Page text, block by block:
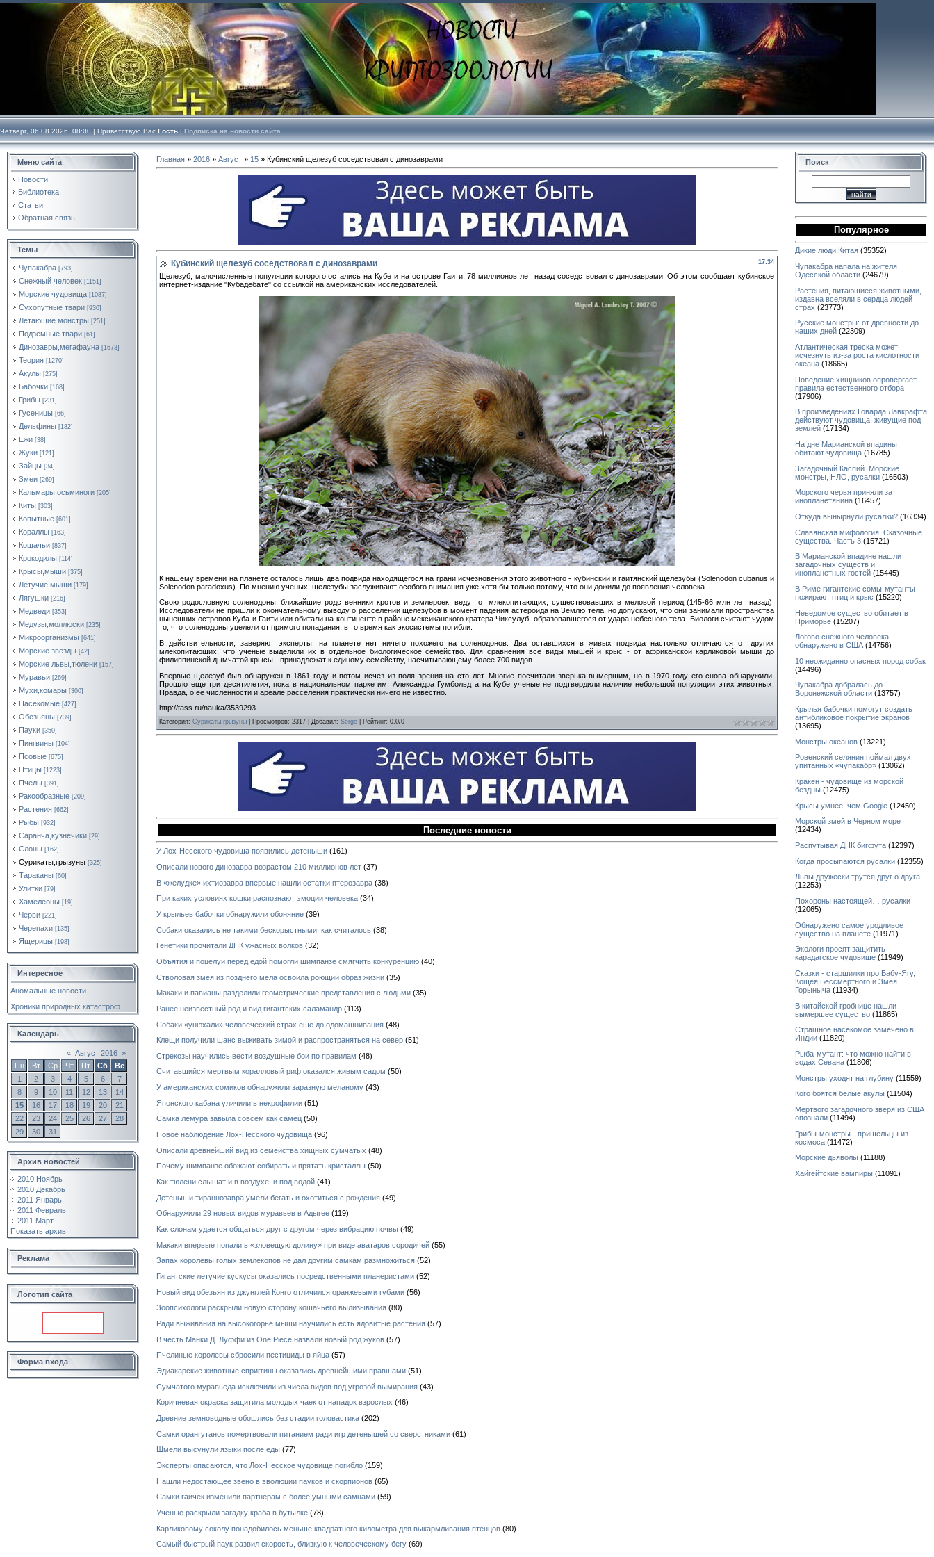
Четверг, 06.08.2026, 08:00 | Приветствую Вас Гость | Подписка на новости сайта
Меню сайта
Новости
Библиотека
Статьи
Обратная связь
Темы
Чупакабра [793]
Снежный человек [1151]
Морские чудовища [1087]
Сухопутные твари [930]
Летающие монстры [251]
Подземные твари [61]
Динозавры,мегафауна [1673]
Теория [1270]
Акулы [275]
Бабочки [168]
Грибы [231]
Гусеницы [66]
Дельфины [182]
Ежи [38]
Жуки [121]
Зайцы [34]
Змеи [269]
Кальмары,осьминоги [205]
Киты [303]
Копытные [601]
Кораллы [163]
Кошачьи [837]
Крокодилы [114]
Крысы,мыши [375]
Летучие мыши [179]
Лягушки [216]
Медведи [353]
Медузы,моллюски [235]
Микроорганизмы [641]
Морские звезды [42]
Морские львы,тюлени [157]
Муравьи [269]
Мухи,комары [300]
Насекомые [427]
Обезьяны [739]
Пауки [350]
Пингвины [104]
Псовые [675]
Птицы [1223]
Пчелы [391]
Ракообразные [209]
Растения [662]
Рыбы [932]
Саранча,кузнечики [29]
Слоны [162]
Сурикаты,грызуны [325]
Тараканы [60]
Улитки [79]
Хамелеоны [19]
Черви [221]
Черепахи [135]
Ящерицы [198]
Интересное
Аномальные новости
Хроники природных катастроф
Календарь
« Август 2016 »
Пн
Вт Ср Чт Пт Сб
Вс
1
2 3 4 5 6
7
8
9 10 11 12 13
14
15
16 17 18 19 20
21
22
23 24 25 26 27
28
29
30 31
Архив новостей
2010 Ноябрь
2010 Декабрь
2011 Январь
2011 Февраль
2011 Март
Показать архив
Реклама
Логотип сайта
Форма входа
Главная » 2016 » Август » 15 » Кубинский щелезуб соседствовал с динозаврами
17:34
Кубинский щелезуб соседствовал с динозаврами
Щелезуб, малочисленные популяции которого остались на Кубе и на острове Гаити, 78 миллионов лет назад соседствовал с динозаврами. Об этом сообщает кубинское
интернет-издание "Кубадебате" со ссылкой на американских исследователей.
К нашему времени на планете осталось лишь два подвида находящегося на грани исчезновения этого животного - кубинский и гаитянский щелезубы (Solenodon cubanus и
Solenodon paradoxus). По мнению ученых, щелезубы заслуживают особого внимания уже хотя бы только потому, что они дожили до появления человека.
Свою родословную соленодоны, ближайшие родственники кротов и землероек, ведут от млекопитающих, существовавших в меловой период (145-66 млн лет назад).
Исследователи не пришли к окончательному выводу о расселении щелезубов в момент падения астероида на Землю тела, но допускают, что они занимали пространства
нынешних островов Куба и Гаити или обитали на континенте в районе мексиканского кратера Чиксулуб, образовавшегося от удара небесного тела. Биологи считают чудом
то, что соленодоны уцелели от прямого попадания, в то время как экосистемы погибли.
В действительности, заверяют эксперты, на планете нет ничего похожего на соленодонов. Два оставшихся в живых подвида настолько отличаются от других
млекопитающих, что ученые выделили их в отдельное биологическое семейство. Для сравнения все виды мышей и крыс - от африканской карликовой мыши до
филиппинской дымчатой крысы - принадлежат к единому семейству, насчитывающему более 700 видов.
Впервые щелезуб был обнаружен в 1861 году и потом исчез из поля зрения на сто лет. Многие посчитали зверька вымершим, но в 1970 году его снова обнаружили.
Прошло еще три десятилетия, пока в национальном парке им. Александра Гумбольдта на Кубе ученые не подтвердили наличие небольшой популяции этих животных.
Правда, о ее численности и ареале расселения практически ничего не известно.
http://tass.ru/nauka/3539293
Категория: Сурикаты,грызуны Просмотров: 2317 | Добавил: Sergo Рейтинг: 0.0/0
Последние новости
У Лох-Несского чудовища появились детеныши (161)
Описали нового динозавра возрастом 210 миллионов лет (37)
В «желудке» ихтиозавра впервые нашли остатки птерозавра (38)
При каких условиях кошки распознают эмоции человека (34)
У крыльев бабочки обнаружили обоняние (39)
Собаки оказались не такими бескорыстными, как считалось (38)
Генетики прочитали ДНК ужасных волков (32)
Объятия и поцелуи перед едой помогли шимпанзе смягчить конкуренцию (40)
Стволовая змея из позднего мела освоила роющий образ жизни (35)
Макаки и павианы разделили геометрические представления с людьми (35)
Ранее неизвестный род и вид гигантских саламандр (113)
Собаки «унюхали» человеческий страх еще до одомашнивания (48)
Клещи получили шанс выживать зимой и распространяться на север (51)
Стрекозы научились вести воздушные бои по правилам (48)
Считавшийся мертвым коралловый риф оказался живым садом (50)
У американских сомиков обнаружили заразную меланому (43)
Японского кабана уличили в некрофилии (51)
Самка лемура завыла совсем как самец (50)
Новое наблюдение Лох-Несского чудовища (96)
Описали древнейший вид из семейства хищных сумчатых (48)
Почему шимпанзе обожают собирать и прятать кристаллы (50)
Как тюлени слышат и в воздухе, и под водой (41)
Детеныши тираннозавра умели бегать и охотиться с рождения (49)
Обнаружили 29 новых видов муравьев в Адыгее (119)
Как слонам удается общаться друг с другом через вибрацию почвы (49)
Макаки впервые попали в «зловещую долину» при виде аватаров сородичей (55)
Запах королевы голых землекопов не дал другим самкам размножиться (52)
Гигантские летучие кускусы оказались посредственными планеристами (52)
Новый вид обезьян из джунглей Конго отличился оранжевыми губами (56)
Зоопсихологи раскрыли новую сторону кошачьего вылизывания (80)
Ради выживания на высокогорье мыши научились есть ядовитые растения (57)
В честь Манки Д. Луффи из One Piece назвали новый род жуков (57)
Пчелиные королевы сбросили пестициды в яйца (57)
Эдиакарские животные сприггины оказались древнейшими правшами (51)
Сумчатого муравьеда исключили из числа видов под угрозой вымирания (43)
Коричневая окраска защитила молодых чаек от нападок взрослых (46)
Древние земноводные обошлись без стадии головастика (202)
Самки орангутанов пожертвовали питанием ради игр детенышей со сверстниками (61)
Шмели высунули языки после еды (77)
Эксперты опасаются, что Лох-Несское чудовище погибло (159)
Нашли недостающее звено в эволюции пауков и скорпионов (65)
Самки гаичек изменили партнерам с более умными самцами (59)
Ученые раскрыли загадку краба в бутылке (78)
Карликовому соколу понадобилось меньше квадратного километра для выкармливания птенцов (80)
Самый быстрый паук развил скорость, близкую к человеческому бегу (69)
Поиск
Популярное
Дикие люди Китая (35352)
Чупакабра напала на жителя
Одесской области (24679)
Растения, питающиеся животными,
издавна вселяли в сердца людей
страх (23773)
Русские монстры: от древности до
наших дней (22309)
Атлантическая треска может
исчезнуть из-за роста кислотности
океана (18665)
Поведение хищников опровергает
правила естественного отбора
(17906)
В произведениях Говарда Лавкрафта
действуют чудовища, живущие под
землей (17134)
На дне Марианской впадины
обитают чудовища (16785)
Загадочный Каспий. Морские
монстры, НЛО, русалки (16503)
Морского червя приняли за
инопланетянина (16457)
Откуда вынырнули русалки? (16334)
Славянская мифология. Сказочные
существа. Часть 3 (15721)
В Марианской впадине нашли
загадочных существ и
инопланетных гостей (15445)
В Риме гигантские сомы-мутанты
пожирают птиц и крыс (15220)
Неведомое существо обитает в
Приморье (15207)
Логово снежного человека
обнаружено в США (14756)
10 неожиданно опасных пород собак
(14496)
Чупакабра добралась до
Воронежской области (13757)
Крылья бабочки помогут создать
антибликовое покрытие экранов
(13695)
Монстры океанов (13221)
Ровенский селянин поймал двух
упитанных «чупакабр» (13062)
Кракен - чудовище из морской
бездны (12475)
Крысы умнее, чем Google (12450)
Морской змей в Черном море
(12434)
Распутывая ДНК бигфута (12397)
Когда просыпаются русалки (12355)
Львы дружески трутся друг о друга
(12253)
Похороны настоящей… русалки
(12065)
Обнаружено самое уродливое
существо на планете (11971)
Экологи просят защитить
карадагское чудовище (11949)
Сказки - старшилки про Бабу-Ягу,
Кощея Бессмертного и Змея
Горыныча (11934)
В китайской гробнице нашли
вымершее существо (11865)
Страшное насекомое замечено в
Индии (11820)
Рыба-мутант: что можно найти в
водах Севана (11806)
Монстры уходят на глубину (11559)
Кого боятся белые акулы (11504)
Мертвого загадочного зверя из США
опознали (11494)
Грибы-монстры - пришельцы из
космоса (11472)
Морские дьяволы (11188)
Хайгейтские вампиры (11091)